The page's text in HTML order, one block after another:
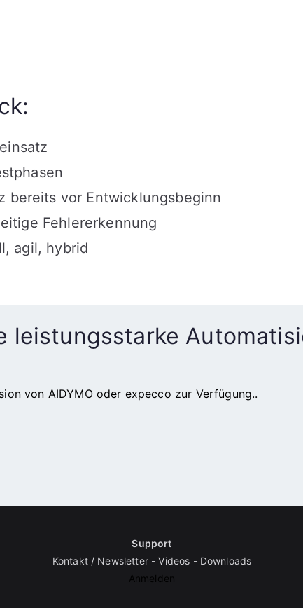
bereits vor Entwicklungsbeginn
Fehlererkennung
agil, hybrid
leistungsstarke
von AIDYMO oder expecco zur Verfügung..
Support
Kontakt / Newsletter-Videos - Downloads
Anmelden